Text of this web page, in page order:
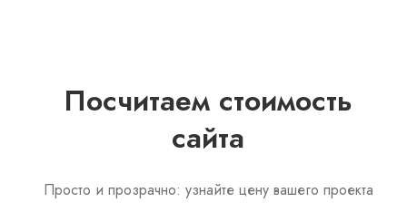
Посчитаем стоимость
сайта
Просто и прозрачно: узнайте цену вашего проекта